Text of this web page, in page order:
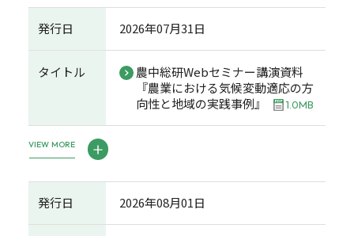
発行日 2026年07月31日
タイトル
農中総研Webセミナー講演資料
『農業における気候変動適応の方
向性と地域の実践事例』
1.0MB
VIEW MORE
発行日 2026年08月01日